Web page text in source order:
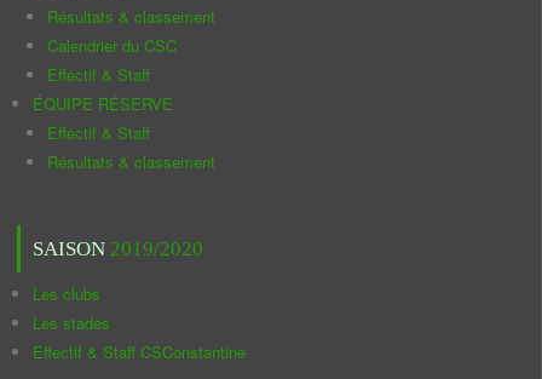
Résultats & classement
Calendrier du CSC
Effectif & Staff
ÉQUIPE RÉSERVE
Effectif & Staff
Résultats & classement
SAISON 2019/2020
Les clubs
Les stades
Effectif & Staff CSConstantine